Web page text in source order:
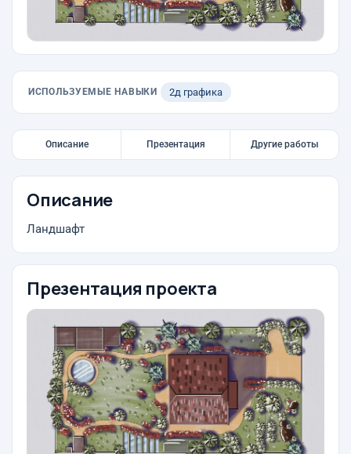
ИСПОЛЬЗУЕМЫЕ НАВЫКИ 2д графика
Описание Презентация Другие работы
Описание
Ландшафт
Презентация проекта